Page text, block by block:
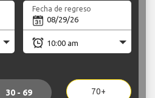
Fecha de regreso
30 - 69 70+